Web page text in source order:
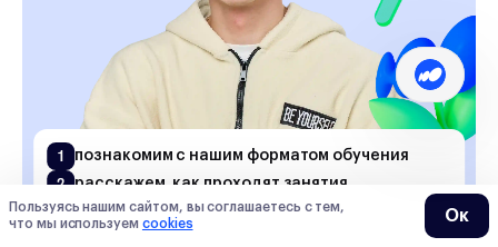
Пользуясь нашим сайтом, вы соглашаетесь с тем,
что мы используем cookies Ок
1 познакомим с нашим форматом обучения
2 расскажем, как проходят занятия
3
покажем, как мы можем помочь вашему
ребенку